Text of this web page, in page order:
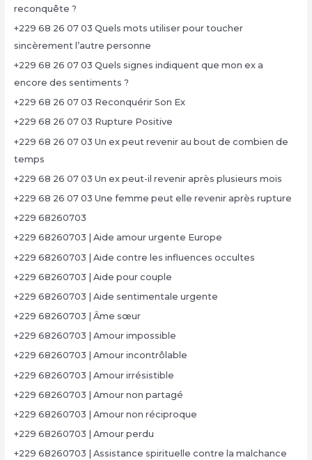
reconquête ?
+229 68 26 07 03 Quels mots utiliser pour toucher
sincèrement l’autre personne
+229 68 26 07 03 Quels signes indiquent que mon ex a
encore des sentiments ?
+229 68 26 07 03 Reconquérir Son Ex
+229 68 26 07 03 Rupture Positive
+229 68 26 07 03 Un ex peut revenir au bout de combien de
temps
+229 68 26 07 03 Un ex peut-il revenir après plusieurs mois
+229 68 26 07 03 Une femme peut elle revenir après rupture
+229 68260703
+229 68260703 | Aide amour urgente Europe
+229 68260703 | Aide contre les influences occultes
+229 68260703 | Aide pour couple
+229 68260703 | Aide sentimentale urgente
+229 68260703 | Âme sœur
+229 68260703 | Amour impossible
+229 68260703 | Amour incontrôlable
+229 68260703 | Amour irrésistible
+229 68260703 | Amour non partagé
+229 68260703 | Amour non réciproque
+229 68260703 | Amour perdu
+229 68260703 | Assistance spirituelle contre la malchance